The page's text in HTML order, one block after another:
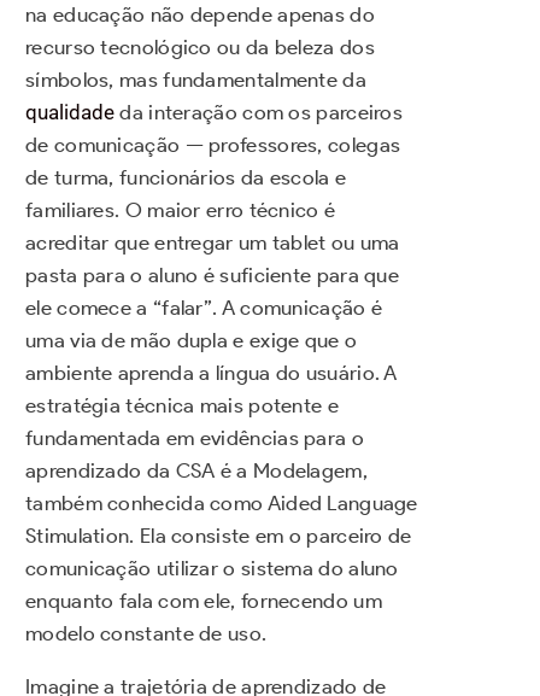
na educação não depende apenas do
recurso tecnológico ou da beleza dos
símbolos, mas fundamentalmente da
qualidade da interação com os parceiros
de comunicação — professores, colegas
de turma, funcionários da escola e
familiares. O maior erro técnico é
acreditar que entregar um tablet ou uma
pasta para o aluno é suficiente para que
ele comece a “falar”. A comunicação é
uma via de mão dupla e exige que o
ambiente aprenda a língua do usuário. A
estratégia técnica mais potente e
fundamentada em evidências para o
aprendizado da CSA é a Modelagem,
também conhecida como Aided Language
Stimulation. Ela consiste em o parceiro de
comunicação utilizar o sistema do aluno
enquanto fala com ele, fornecendo um
modelo constante de uso.
Imagine a trajetória de aprendizado de